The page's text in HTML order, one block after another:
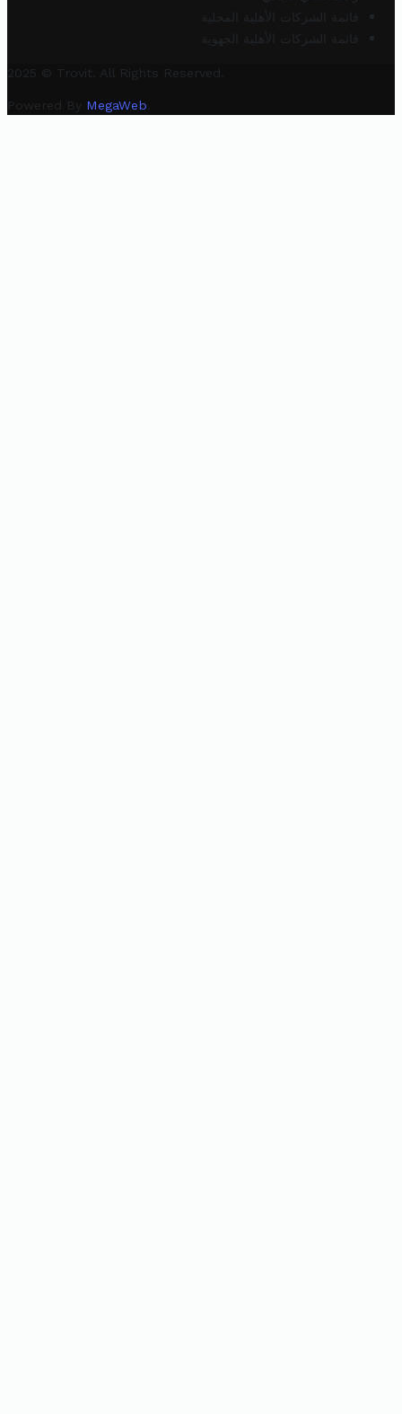
قائمة الشركات الأهلية المحلية
قائمة الشركات الأهلية الجهوية
2025 © Trovit. All Rights Reserved.
Powered By MegaWeb